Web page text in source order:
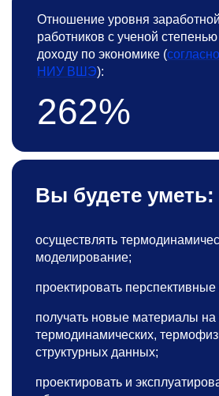
Отношение уровня
работников с ученой
доходу по экономике (
НИУ ВШЭ):
262%
Вы будете уметь:
осуществлять
моделирование;
проектировать
получать новые материалы на
термодинамических,
структурных данных;
проектировать и